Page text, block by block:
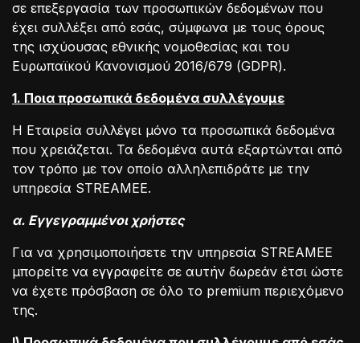
σε επεξεργασία των προσωπικών δεδομένων που
έχει συλλέξει από εσάς, σύμφωνα με τους όρους
της ισχύουσας εθνικής νομοθεσίας και του
Ευρωπαϊκού Κανονισμού 2016/679 (GDPR).
1. Ποια προσωπικά δεδομένα συλλέγουμε
Η Εταιρεία συλλέγει μόνο τα προσωπικά δεδομένα
που χρειάζεται. Τα δεδομένα αυτά εξαρτώνται από
τον τρόπο με τον οποίο αλληλεπιδράτε με την
υπηρεσία STREAMEE.
α. Eγγεγραμμένοι χρήστες
Για να χρησιμοποιήσετε την υπηρεσία STREAMEE
μπορείτε να εγγραφείτε σε αυτήν δωρεάν έτσι ώστε
να έχετε πρόσβαση σε όλο το premium περιεχόμενο
της.